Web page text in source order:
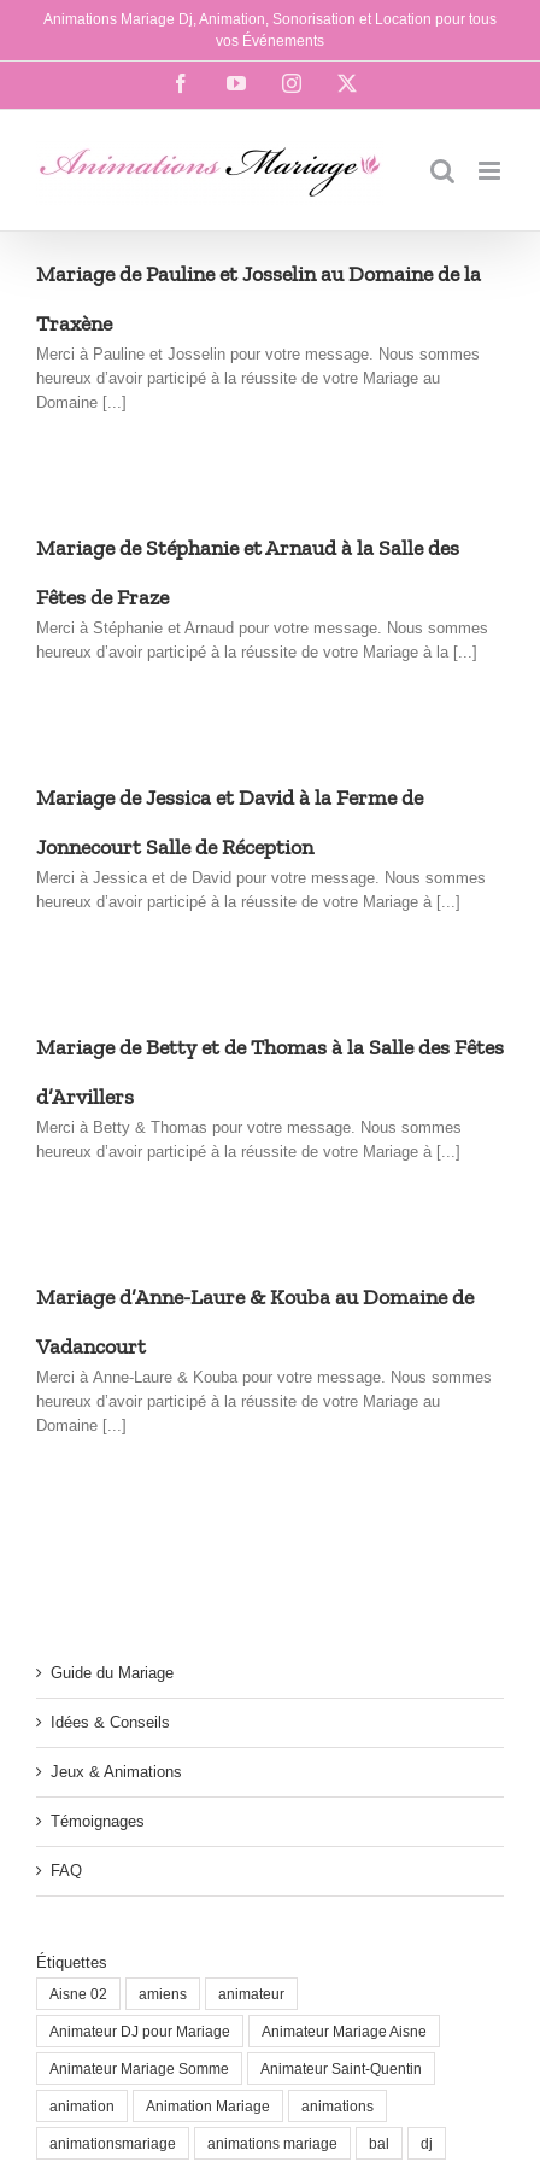
Passer
contenu
Animations Mariage Dj, Animation, Sonorisation et Location pour tous
vos Événements
FacebookYouTubeInstagram
Mariage de Pauline et Josselin au Domaine de la
Traxène
Merci à Pauline et Josselin pour votre message. Nous sommes
heureux d’avoir participé à la réussite de votre Mariage au
Domaine [...]
Mariage de Stéphanie et Arnaud à la Salle des
Fêtes de Fraze
Merci à Stéphanie et Arnaud pour votre message. Nous sommes
heureux d’avoir participé à la réussite de votre Mariage à la [...]
Mariage de Jessica et David à la Ferme de
Jonnecourt Salle de Réception
Merci à Jessica et de David pour votre message. Nous sommes
heureux d’avoir participé à la réussite de votre Mariage à [...]
Mariage de Betty et de Thomas à la Salle des Fêtes
d’Arvillers
Merci à Betty & Thomas pour votre message. Nous sommes
heureux d’avoir participé à la réussite de votre Mariage à [...]
Mariage d’Anne-Laure & Kouba au Domaine de
Vadancourt
Merci à Anne-Laure & Kouba pour votre message. Nous sommes
heureux d’avoir participé à la réussite de votre Mariage au
Domaine [...]
Guide du Mariage
Idées & Conseils
Jeux & Animations
Témoignages
FAQ
Étiquettes
Aisne 02 amiens animateur
Animateur DJ pour Mariage Animateur Mariage Aisne
Animateur Mariage Somme Animateur Saint-Quentin
animation Animation Mariage animations
animationsmariage animations mariage bal dj